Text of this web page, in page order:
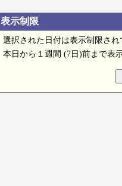
表示制限
選択された日付は表示制限され
本日から１週間 (7日)前まで表